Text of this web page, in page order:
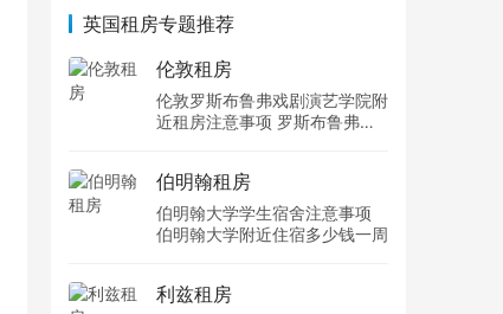
英国租房专题推荐
伦敦租房
伦敦罗斯布鲁弗戏剧演艺学院附
近租房注意事项 罗斯布鲁弗戏
伯明翰租房
伯明翰大学学生宿舍注意事项
伯明翰大学附近住宿多少钱一周
利兹租房